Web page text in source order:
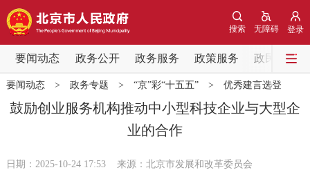
登录
无障碍
搜索
要闻动态 政务公开 政务服务 政策服务 政民互动
要闻动态
党中央精神 国务院信息 中央部委动态
会议信息
要闻动态> 政务专题 > “京”彩“十五五”> 优秀建言选登
鼓励创业服务机构推动中小型科技企业与大型企
业的合作
日期：2025-10-24 17:53 来源：北京市发展和改革委员会